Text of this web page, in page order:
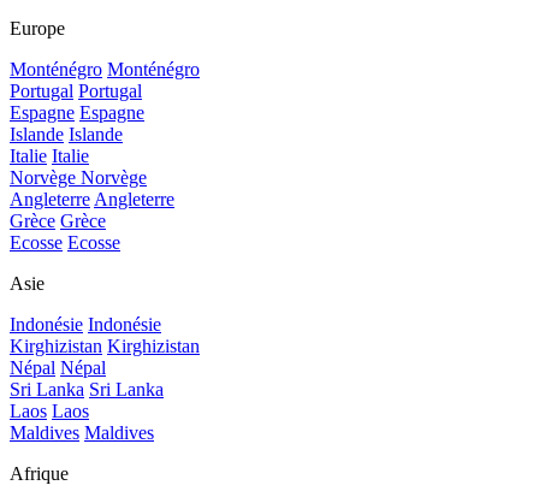
Europe
Monténégro Monténégro
Portugal Portugal
Espagne Espagne
Islande Islande
Italie Italie
Norvège Norvège
AngleterreAngleterre
Grèce Grèce
Ecosse Ecosse
Asie
Indonésie Indonésie
Kirghizistan Kirghizistan
Népal Népal
Sri Lanka Sri Lanka
Laos Laos
Maldives Maldives
Afrique